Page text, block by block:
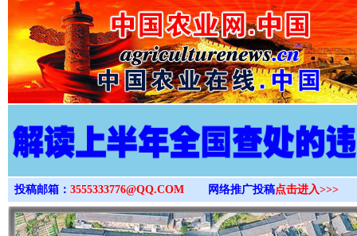
>
投稿邮箱： 3555333776@QQ.COM 网络推广投稿点击进入>>>